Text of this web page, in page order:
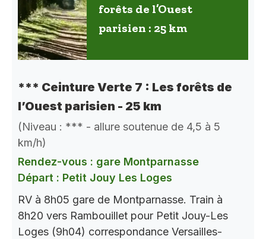
forêts de l’Ouest
parisien : 25 km
*** Ceinture Verte 7 : Les forêts de
l’Ouest parisien - 25 km
(Niveau : *** - allure soutenue de 4,5 à 5
km/h)
Rendez-vous : gare Montparnasse
Départ : Petit Jouy Les Loges
RV à 8h05 gare de Montparnasse. Train à
8h20 vers Rambouillet pour Petit Jouy-Les
Loges (9h04) correspondance Versailles-